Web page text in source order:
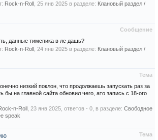
Rock-n-Roll 25 янв 2025 в разделе: Клановый раздел /
Сообщение
данные тимспика в лс дашь?
Rock-n-Roll 24 янв 2025 в разделе: Клановый раздел /
Тема
низкий поклон, что продолжаешь запускать раз за
бы на главной сайта обновил чего, ато запись с 18-ого
n-Roll 23 янв 2025 , ответов - 0, в разделе: Свободное
speak
Тема